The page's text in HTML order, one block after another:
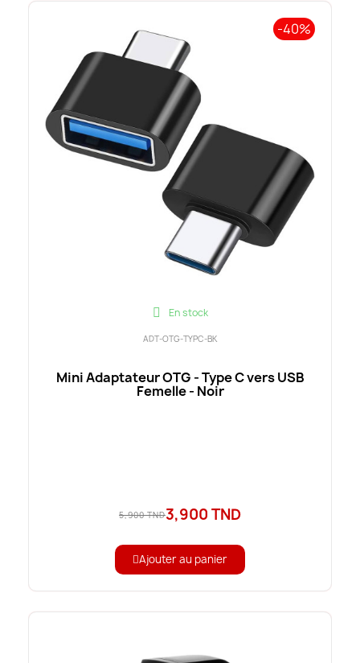
-40%
En stock
ADT-OTG-TYPC-BK
Mini Adaptateur OTG - Type C vers USB
Femelle - Noir
5,900 TND3,900 TND
Ajouter au panier